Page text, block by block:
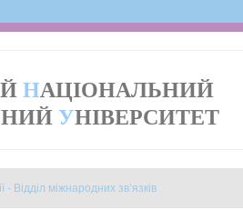
НАЦІОНАЛЬНИЙ
УНІВЕРСИТЕТ
- Відділ міжнародних зв’язків